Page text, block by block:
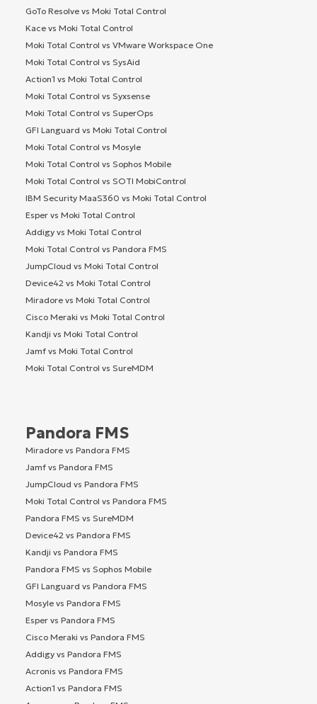
GoTo Resolve vs Moki Total Control
Kace vs Moki Total Control
Moki Total Control vs VMware Workspace One
Moki Total Control vs SysAid
Action1 vs Moki Total Control
Moki Total Control vs Syxsense
Moki Total Control vs SuperOps
GFI Languard vs Moki Total Control
Moki Total Control vs Mosyle
Moki Total Control vs Sophos Mobile
Moki Total Control vs SOTI MobiControl
IBM Security MaaS360 vs Moki Total Control
Esper vs Moki Total Control
Addigy vs Moki Total Control
Moki Total Control vs Pandora FMS
JumpCloud vs Moki Total Control
Device42 vs Moki Total Control
Miradore vs Moki Total Control
Cisco Meraki vs Moki Total Control
Kandji vs Moki Total Control
Jamf vs Moki Total Control
Moki Total Control vs SureMDM
Pandora FMS
Miradore vs Pandora FMS
Jamf vs Pandora FMS
JumpCloud vs Pandora FMS
Moki Total Control vs Pandora FMS
Pandora FMS vs SureMDM
Device42 vs Pandora FMS
Kandji vs Pandora FMS
Pandora FMS vs Sophos Mobile
GFI Languard vs Pandora FMS
Mosyle vs Pandora FMS
Esper vs Pandora FMS
Cisco Meraki vs Pandora FMS
Addigy vs Pandora FMS
Acronis vs Pandora FMS
Action1 vs Pandora FMS